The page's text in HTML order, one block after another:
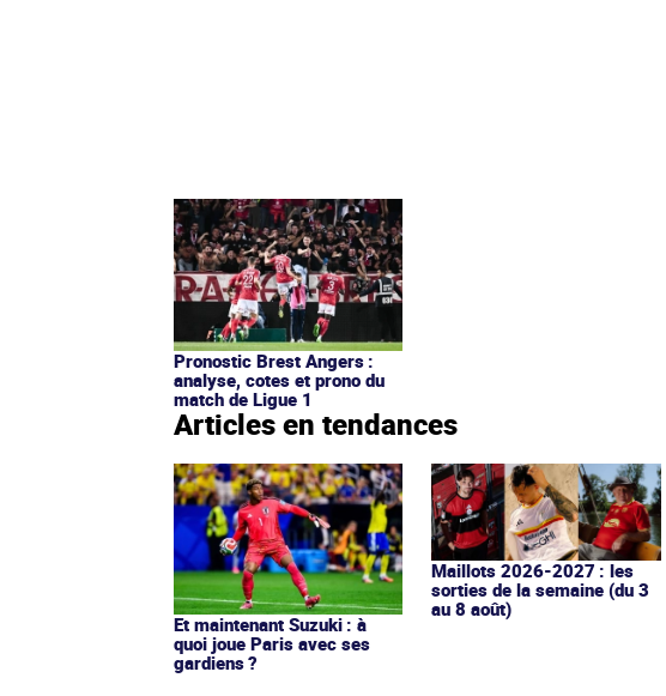
Pronostic Brest Angers :
analyse, cotes et prono du
match de Ligue 1
Articles en tendances
Et maintenant Suzuki : à
quoi joue Paris avec ses
gardiens ?
Maillots 2026-2027 : les
sorties de la semaine (du 3
au 8 août)